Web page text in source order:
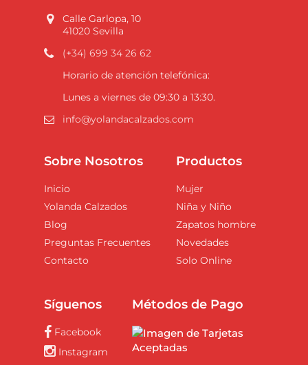
Calle Garlopa, 10
41020 Sevilla
(+34) 699 34 26 62
Horario de atención telefónica:
Lunes a viernes de 09:30 a 13:30.
info@yolandacalzados.com
Sobre Nosotros
Inicio
Yolanda Calzados
Blog
Preguntas Frecuentes
Contacto
Productos
Mujer
Niña y Niño
Zapatos hombre
Novedades
Solo Online
Síguenos
Facebook
Instagram
Métodos de Pago